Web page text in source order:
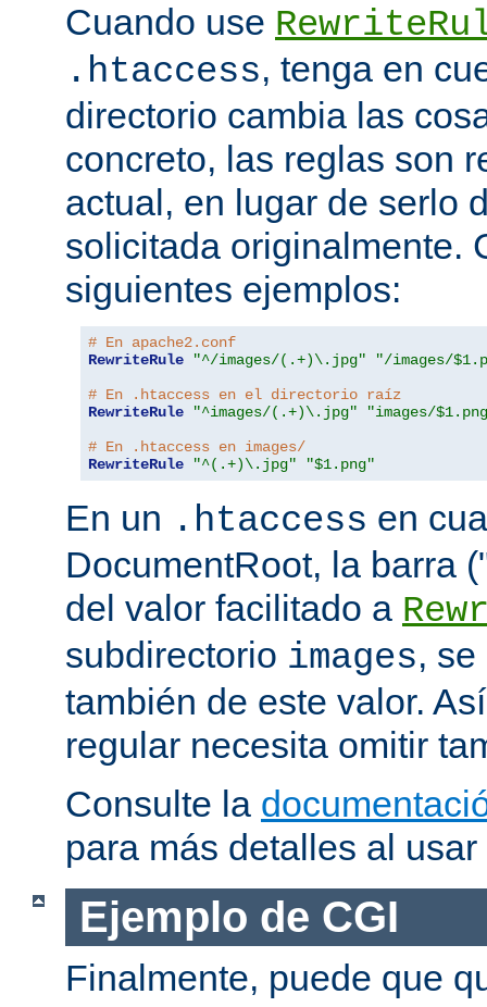
Cuando use
.htaccess, tenga en
directorio cambia las
concreto, las reglas son
actual, en lugar de serlo
solicitada originalmente.
siguientes ejemplos:
# En apache2.conf
RewriteRule
"^/images/(.+)\.jpg"
"/images/
# En .htaccess en el directorio raíz
RewriteRule
"^images/(.+)\.jpg"
"images/
# En .htaccess en images/
RewriteRule
"^(.+)\.jpg" "$1.png"
En un .htaccess en
DocumentRoot, la barra
del valor facilitado a
subdirectorio images,
también de este valor.
regular necesita omitir
Consulte la
para más detalles al usar
Ejemplo de CGI
Finalmente, puede que